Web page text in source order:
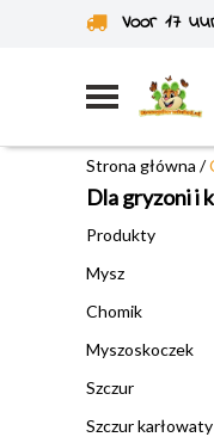
Voor 17
Wysyłka
Strona główna /
Dla gryzoni i
Produkty
Mysz
Chomik
Myszoskoczek
Szczur
Szczur karłowaty